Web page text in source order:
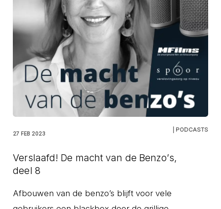
27 FEB 2023
| PODCASTS
Verslaafd! De macht van de Benzo’s,
deel 8
Afbouwen van de benzo’s blijft voor vele